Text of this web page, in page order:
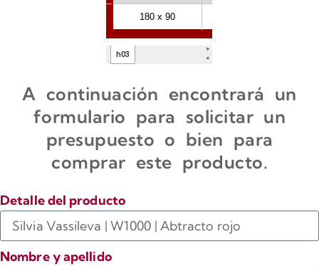
A continuación encontrará un
formulario para solicitar un
presupuesto o bien para
comprar este producto.
Detalle del producto
Nombre y apellido